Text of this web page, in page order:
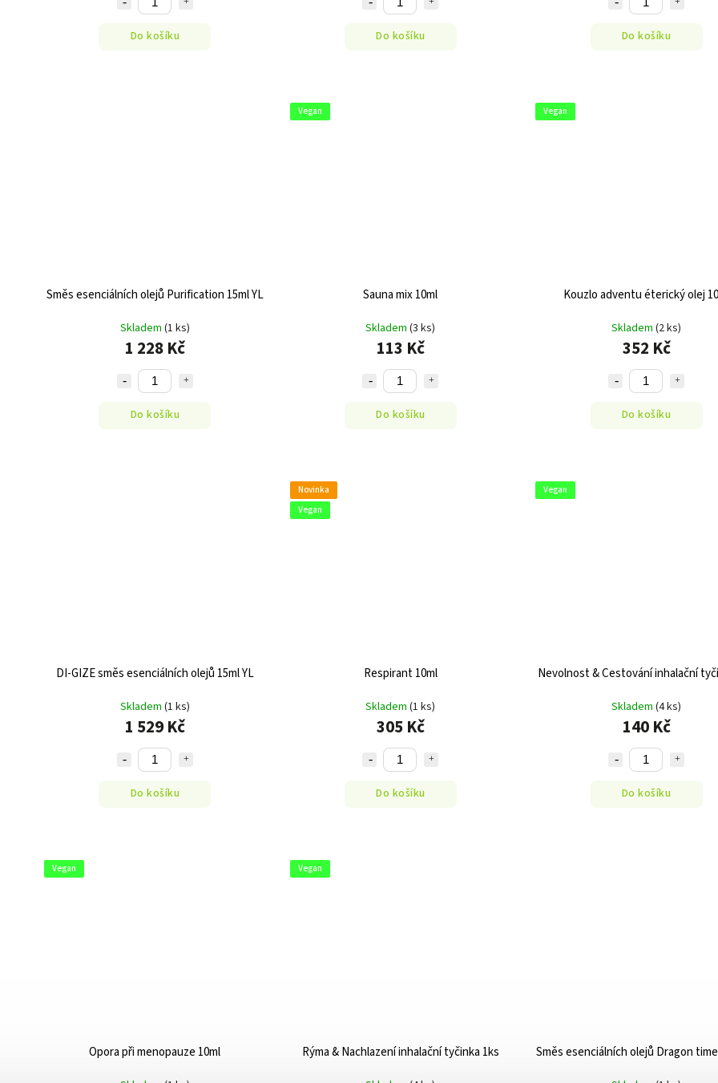
Do košíku Do košíku Do košíku
Směs esenciálních olejů Purification 15ml YL
Skladem (1 ks)
1 228 Kč
Do košíku
Vegan
Sauna mix 10ml
Skladem(3 ks)
113 Kč
Do košíku
Vegan
Kouzlo adventu éterický olej
Skladem(2 ks)
352 Kč
Do košíku
DI-GIZE směs esenciálních olejů 15ml YL
Skladem (1 ks)
1 529 Kč
Do košíku
Novinka
Vegan
Respirant 10ml
Skladem(1 ks)
305 Kč
Do košíku
Vegan
Nevolnost & Cestování inhalační
Skladem(4 ks)
140 Kč
Do košíku
Vegan
Opora při menopauze 10ml
Vegan
Rýma & Nachlazení inhalační tyčinka 1ks Směs esenciálních olejů Dragon time